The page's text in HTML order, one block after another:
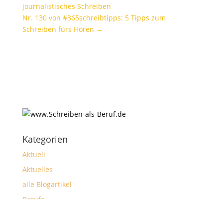
journalistisches Schreiben
Nr. 130 von #365schreibtipps: 5 Tipps zum
Schreiben fürs Hören →
Kategorien
Aktuell
Aktuelles
alle Blogartikel